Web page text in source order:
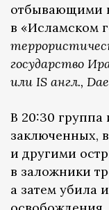
отбывающими
в «Исламском
государство
или IS англ.,
В 20:30 группа
заключенных,
и другими
в заложники
а затем убила